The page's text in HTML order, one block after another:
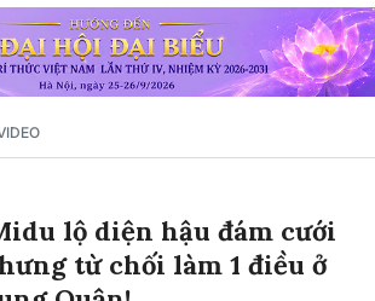
lộ diện hậu đám cưới
từ chối làm 1 điều ở